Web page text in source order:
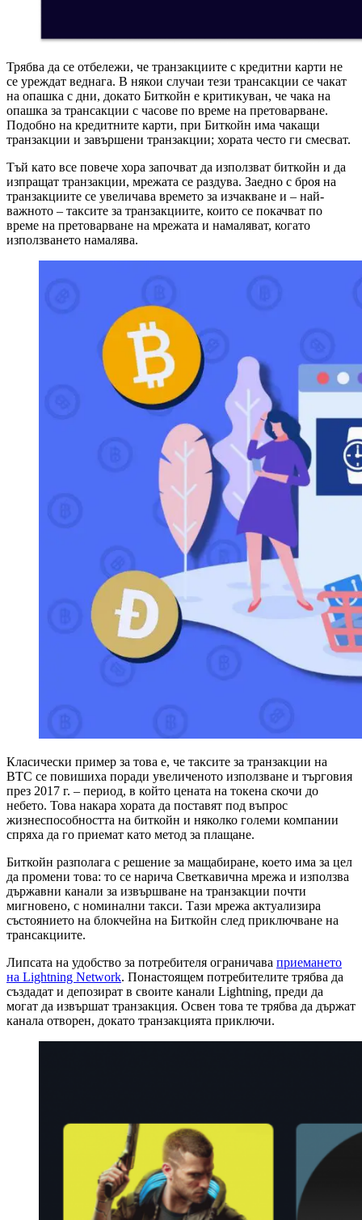
Трябва да се отбележи, че транзакциите с кредитни карти не
се уреждат веднага. В някои случаи тези трансакции се чакат
на опашка с дни, докато Биткойн е критикуван, че чака на
опашка за трансакции с часове по време на претоварване.
Подобно на кредитните карти, при Биткойн има чакащи
транзакции и завършени транзакции; хората често ги смесват.
Тъй като все повече хора започват да използват биткойн и да
изпращат транзакции, мрежата се раздува. Заедно с броя на
транзакциите се увеличава времето за изчакване и – най-
важното – таксите за транзакциите, които се покачват по
време на претоварване на мрежата и намаляват, когато
използването намалява.
Класически пример за това е, че таксите за транзакции на
BTC се повишиха поради увеличеното използване и търговия
през 2017 г. – период, в който цената на токена скочи до
небето. Това накара хората да поставят под въпрос
жизнеспособността на биткойн и няколко големи компании
спряха да го приемат като метод за плащане.
Биткойн разполага с решение за мащабиране, което има за цел
да промени това: то се нарича Светкавична мрежа и използва
държавни канали за извършване на транзакции почти
мигновено, с номинални такси. Тази мрежа актуализира
състоянието на блокчейна на Биткойн след приключване на
трансакциите.
Липсата на удобство за потребителя ограничава приемането
на Lightning Network. Понастоящем потребителите трябва да
създадат и депозират в своите канали Lightning, преди да
могат да извършат транзакция. Освен това те трябва да държат
канала отворен, докато транзакцията приключи.